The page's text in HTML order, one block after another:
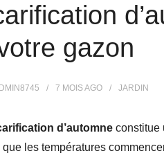
gazon
7 MOISAGO JARDIN
d’automne constitue
les températures